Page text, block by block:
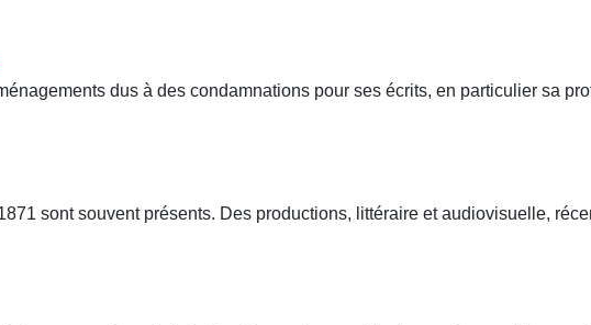
dus à des condamnations pour ses écrits, en particulier sa
sont souvent présents. Des productions, littéraire et audiovisuelle,